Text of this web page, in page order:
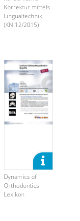
Korrektur mittels
Lingualtechnik
(KN 12/2015)
Dynamics of
Orthodontics
Lexikon